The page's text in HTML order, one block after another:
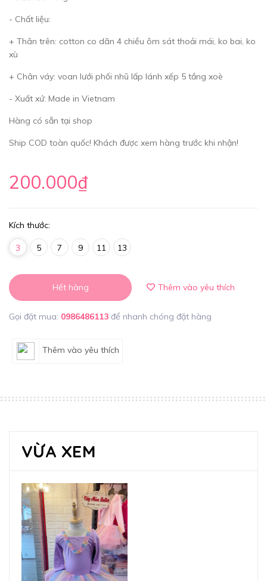
- Chất liệu:
+ Thân trên: cotton co dãn 4 chiều ôm sát thoải mái, ko bai, ko
xù
+ Chân váy: voan lưới phối nhũ lấp lánh xếp 5 tầng xoè
- Xuất xứ: Made in Vietnam
Hàng có sẵn tại shop
Ship COD toàn quốc! Khách được xem hàng trước khi nhận!
200.000₫
Kích thước:
3 5 7 9 11 13
Hết hàng Thêm vào yêu thích
Gọi đặt mua: 0986486113 để nhanh chóng đặt hàng
Thêm vào yêu thích
VỪA XEM